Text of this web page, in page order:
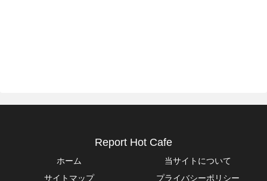
Report Hot Cafe
ホーム
当サイトについて
サイトマップ
プライバシーポリシー